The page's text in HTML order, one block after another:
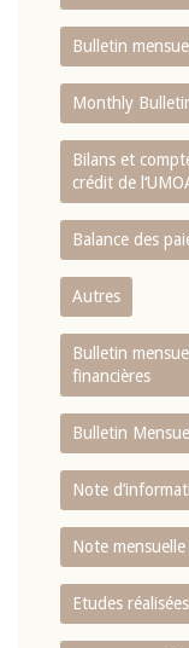
Bulletin
Monthly
Bilans et
crédit de
Balance des
Autres
Bulletin
financières
Bulletin
Note
Note
Etudes